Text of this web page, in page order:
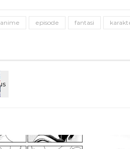
anime episode fantasi